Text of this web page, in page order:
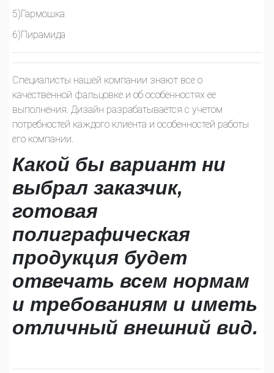
5)Гармошка
6)Пирамида
Специалисты нашей компании знают все о
качественной фальцовке и об особенностях ее
выполнения. Дизайн разрабатывается с учетом
потребностей каждого клиента и особенностей работы
его компании.
Какой бы вариант ни
выбрал заказчик,
готовая
полиграфическая
продукция будет
отвечать всем нормам
и требованиям и иметь
отличный внешний вид.